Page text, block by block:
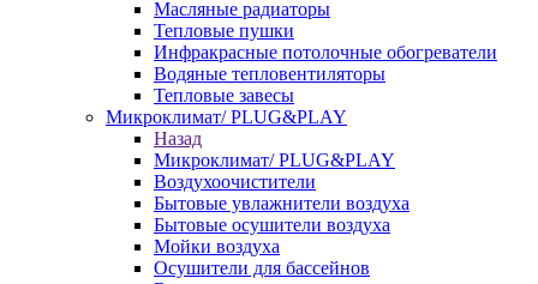
Масляные радиаторы
Тепловые пушки
Инфракрасные потолочные обогреватели
Водяные тепловентиляторы
Тепловые завесы
Микроклимат/ PLUG&PLAY
Назад
Микроклимат/ PLUG&PLAY
Воздухоочистители
Бытовые увлажнители воздуха
Бытовые осушители воздуха
Мойки воздуха
Осушители для бассейнов